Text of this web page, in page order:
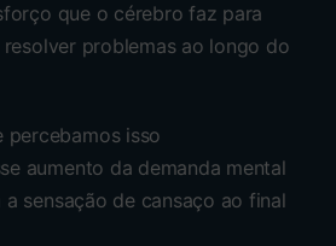
que o cérebro faz para
problemas ao longo do
percebamos isso
aumento da demanda mental
sensação de cansaço ao final